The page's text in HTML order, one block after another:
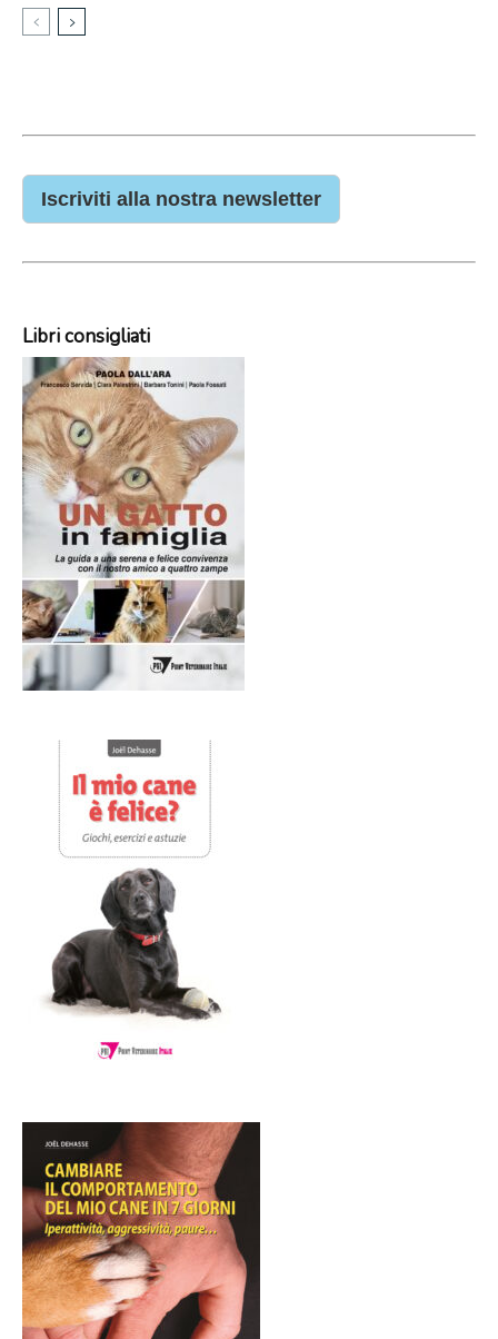
Iscriviti alla nostra newsletter
Libri consigliati